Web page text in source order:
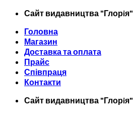
Skip
content
Сайт видавництва "Глорiя"
Головна
Магазин
Доставка та оплата
Прайс
Співпраця
Контакти
Сайт видавництва "Глорiя"